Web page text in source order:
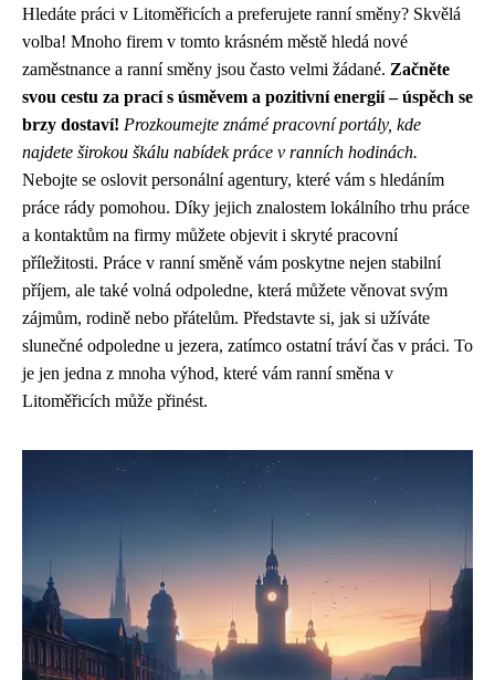
Hledáte práci v Litoměřicích a preferujete ranní směny? Skvělá
volba! Mnoho firem v tomto krásném městě hledá nové
zaměstnance a ranní směny jsou často velmi žádané. Začněte
svou cestu za prací s úsměvem a pozitivní energií – úspěch se
brzy dostaví! Prozkoumejte známé pracovní portály, kde
najdete širokou škálu nabídek práce v ranních hodinách.
Nebojte se oslovit personální agentury, které vám s hledáním
práce rády pomohou. Díky jejich znalostem lokálního trhu práce
a kontaktům na firmy můžete objevit i skryté pracovní
příležitosti. Práce v ranní směně vám poskytne nejen stabilní
příjem, ale také volná odpoledne, která můžete věnovat svým
zájmům, rodině nebo přátelům. Představte si, jak si užíváte
slunečné odpoledne u jezera, zatímco ostatní tráví čas v práci. To
je jen jedna z mnoha výhod, které vám ranní směna v
Litoměřicích může přinést.